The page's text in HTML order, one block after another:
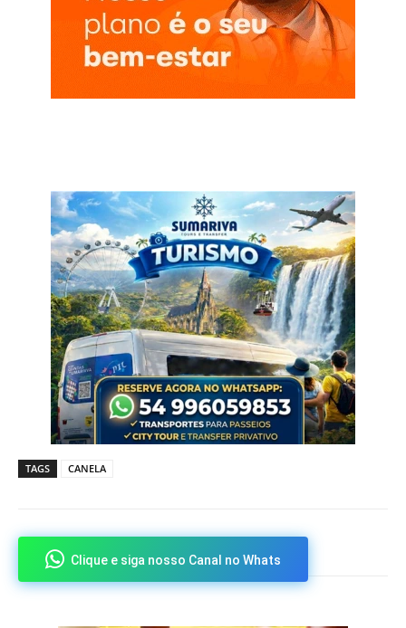
TAGS CANELA
Clique e siga nosso Canal no Whats